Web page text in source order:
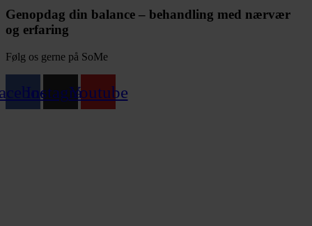
Genopdag din balance – behandling med nærvær
og erfaring
Følg os gerne på SoMe
InstagramYoutube